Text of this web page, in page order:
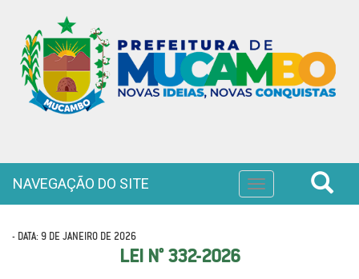
Toggle
navigation
NAVEGAÇÃO DO SITE
- DATA: 9 DE JANEIRO DE 2026
LEI N° 332-2026